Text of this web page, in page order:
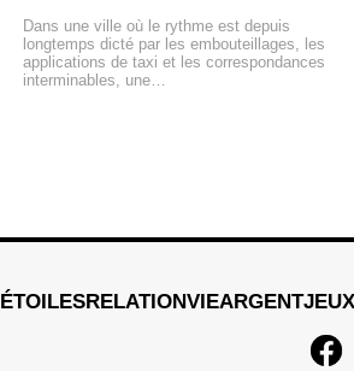
Dans une ville où le rythme est depuis
longtemps dicté par les embouteillages, les
applications de taxi et les correspondances
interminables, une…
ÉTOILESRELATIONVIEARGENTJEUX